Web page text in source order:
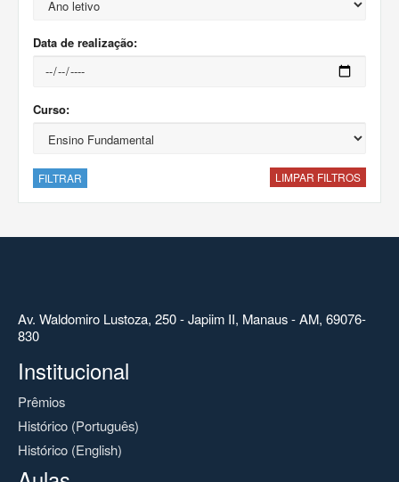
Data de realização:
Curso:
FILTRAR LIMPAR FILTROS
Av. Waldomiro Lustoza, 250 - Japiim II, Manaus - AM, 69076-
830
Institucional
Prêmios
Histórico (Português)
Histórico (English)